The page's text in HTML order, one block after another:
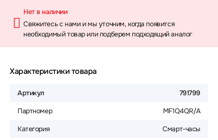
Нет в наличии
Свяжитесь с нами и мы уточним, когда появится
необходимый товар или подберем подходящий аналог
Характеристики товара
Артикул 791799
Партномер MF1Q4QR/A
Категория Смарт-часы